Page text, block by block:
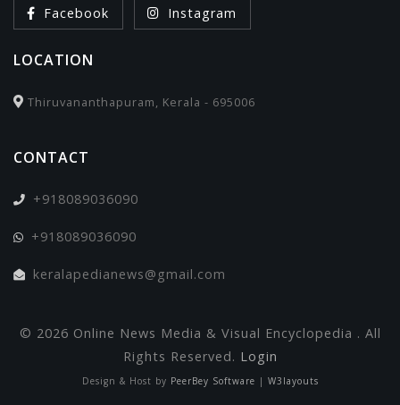
Facebook Instagram
LOCATION
Thiruvananthapuram, Kerala - 695006
CONTACT
+918089036090
+918089036090
keralapedianews@gmail.com
© 2026 Online News Media & Visual Encyclopedia . All
Rights Reserved. Login
Design & Host by PeerBey Software | W3layouts